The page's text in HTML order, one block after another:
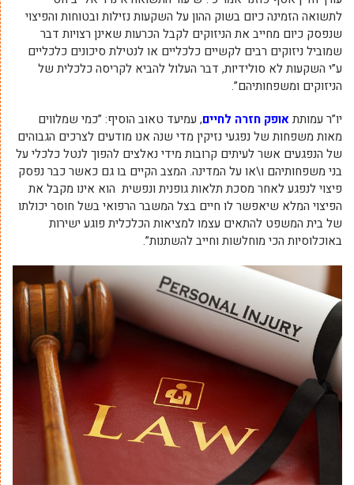
לתשואה הזמינה כיום בשוק ההון על השקעות נזילות ובטוחות והפיצוי
שנפסק כיום מחייב את הניזוקים לקבל הכרעות שאינן רצויות דבר
שמוביל ניזוקים רבים לקשיים כלכליים או לנטילת סיכונים כלכליים
ע”י השקעות לא סולידיות, דבר העלול להביא לקריסה כלכלית של
הניזוקים ומשפחותיהם”.
יו”ר עמותתאופק חזרה לחיים, עמיעד טאוב הוסיף: ”כמי שמלווים
מאות משפחות של נפגעי נזיקין מדי שנה אנו מודעים לצרכים הגבוהים
של הנפגעים אשר לעיתים קרובות מידי נאלצים להפוך לנטל כלכלי על
בני משפחותיהם ו\או על המדינה. המצב הקיים בו גם כאשר כבר נפסק
פיצוי לנפגע לאחר מסכת תלאות גופנית ונפשית הוא אינו מקבל את
הפיצוי המלא שיאפשר לו חיים בצל המשבר הרפואי בשל חוסר יכולתו
של בית המשפט להתאים עצמו למציאות הכלכלית פוגע ישירות
באוכלוסיות הכי מוחלשות וחייב להשתנות”.